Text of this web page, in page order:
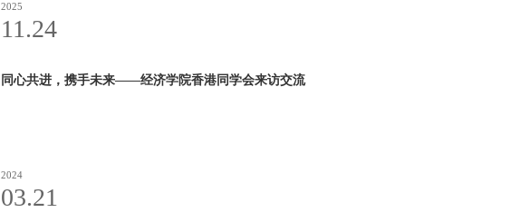
2025
11.24
同心共进，携手未来——经济学院香港同学会来访交流
2024
03.21